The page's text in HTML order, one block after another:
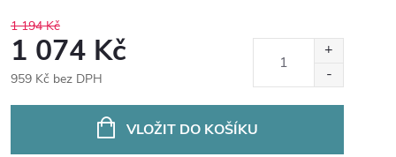
1 194 Kč
1 074 Kč
959 Kč bez DPH
VLOŽIT DO KOŠÍKU